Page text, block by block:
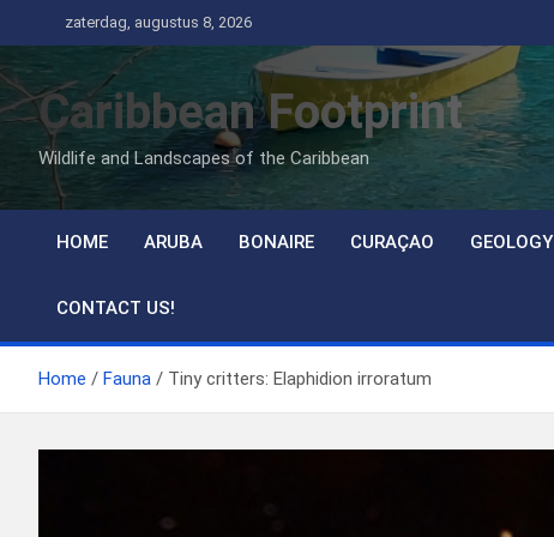
naar
de
inhoud
zaterdag, augustus 8, 2026
Caribbean Footprint
Wildlife and Landscapes of the Caribbean
HOME ARUBA BONAIRE CURAÇAO GEOLOGY
CONTACT US!
Home Fauna Tiny critters: Elaphidion irroratum